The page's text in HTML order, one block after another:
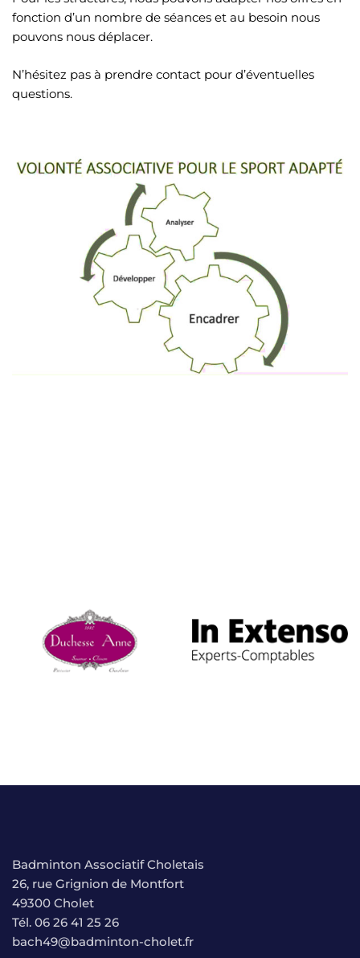
fonction d’un nombre de séances et au besoin nous
pouvons nous déplacer.
N’hésitez pas à prendre contact pour d’éventuelles
questions.
Badminton Associatif Choletais
26, rue Grignion de Montfort
49300 Cholet
Tél. 06 26 41 25 26
bach49@badminton-cholet.fr